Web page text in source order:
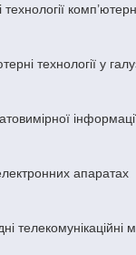
технології у
апаратах
телекомунікаційні